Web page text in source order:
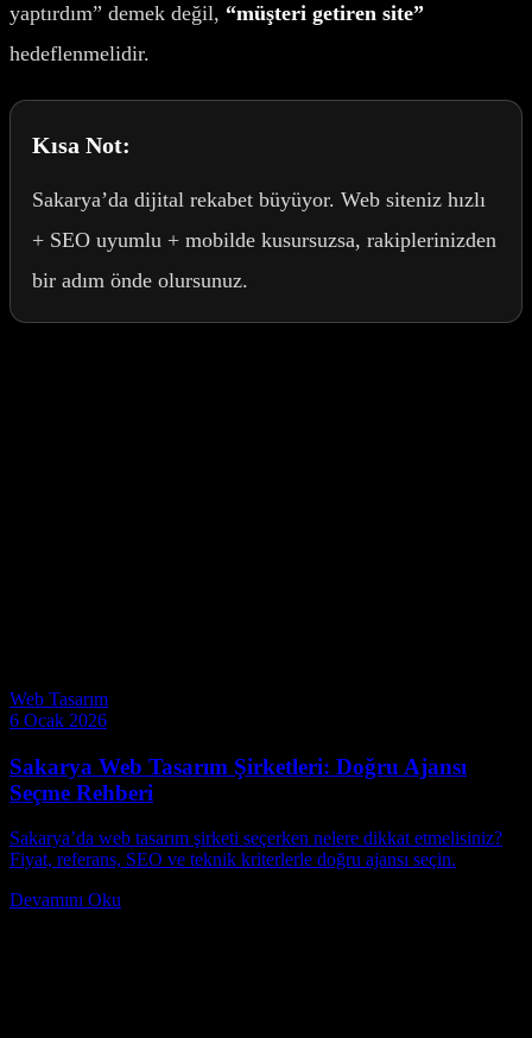
yaptırdım” demek değil, “müşteri getiren site”
hedeflenmelidir.
Kısa Not:
Sakarya’da dijital rekabet büyüyor. Web siteniz hızlı
+ SEO uyumlu + mobilde kusursuzsa, rakiplerinizden
bir adım önde olursunuz.
Web Tasarım
6 Ocak 2026
Sakarya Web Tasarım Şirketleri: Doğru Ajansı
Seçme Rehberi
Sakarya’da web tasarım şirketi seçerken nelere dikkat etmelisiniz?
Fiyat, referans, SEO ve teknik kriterlerle doğru ajansı seçin.
Devamını Oku